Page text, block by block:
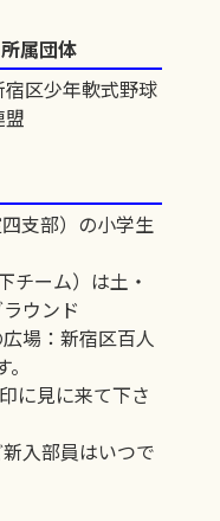
所属団体
宿区少年軟式野球
盟
支部）の小学生
チーム）は土・
ウンド
場：新宿区百人
に見に来て下さ
入部員はいつで